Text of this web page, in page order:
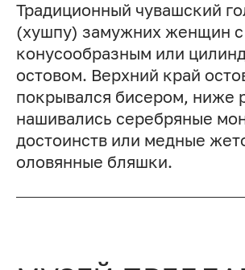
Традиционный чувашский
(хушпу) замужних женщин
конусообразным или
остовом. Верхний край
покрывался бисером, ниже
нашивались серебряные
достоинств или медные
оловянные бляшки.